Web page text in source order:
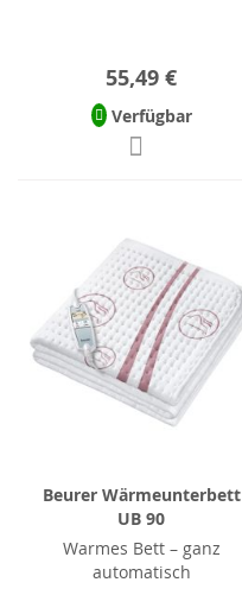
55,49 €
Verfügbar
Beurer Wärmeunterbett
UB 90
Warmes Bett – ganz
automatisch